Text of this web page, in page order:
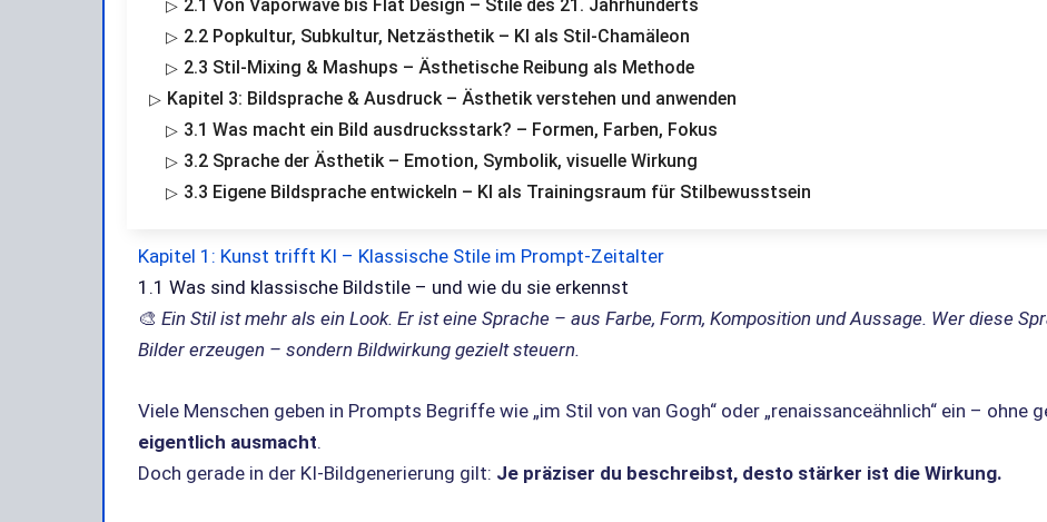
2.1 Von Vaporwave bis Flat Design – Stile des 21. Jahrhunderts
2.2 Popkultur, Subkultur, Netzästhetik – KI als Stil-Chamäleon
2.3 Stil-Mixing & Mashups – Ästhetische Reibung als Methode
Kapitel 3: Bildsprache & Ausdruck – Ästhetik verstehen und anwenden
3.1 Was macht ein Bild ausdrucksstark? – Formen, Farben, Fokus
3.2 Sprache der Ästhetik – Emotion, Symbolik, visuelle Wirkung
3.3 Eigene Bildsprache entwickeln – KI als Trainingsraum für Stilbewusstsein
Kapitel 1: Kunst trifft KI – Klassische Stile im Prompt-Zeitalter
1.1 Was sind klassische Bildstile – und wie du sie erkennst
🎨 Ein Stil ist mehr als ein Look. Er ist eine Sprache – aus Farbe, Form, Komposition und Aussage. Wer diese
Bilder erzeugen – sondern Bildwirkung gezielt steuern.
Viele Menschen geben in Prompts Begriffe wie „im Stil von van Gogh“ oder „renaissanceähnlich“ ein – ohne
eigentlich ausmacht.
Doch gerade in der KI-Bildgenerierung gilt: Je präziser du beschreibst, desto stärker ist die Wirkung.